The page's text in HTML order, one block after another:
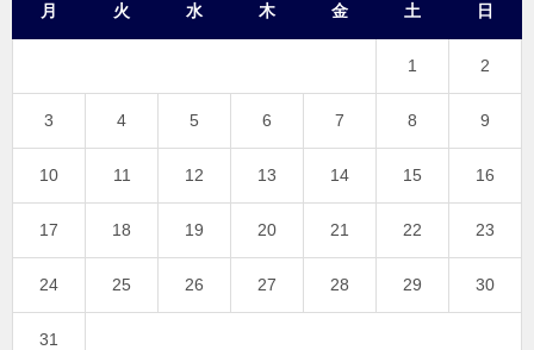
月 火 水 木 金 土 日
1 2
3 4 5 6 7 8 9
10 11 12 13 14 15 16
17 18 19 20 21 22 23
24 25 26 27 28 29 30
31